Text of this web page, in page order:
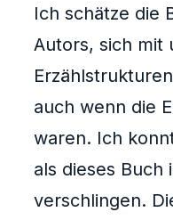
Ich schätze die
Autors, sich mit
auch wenn die
waren. Ich
als dieses Buch
verschlingen.